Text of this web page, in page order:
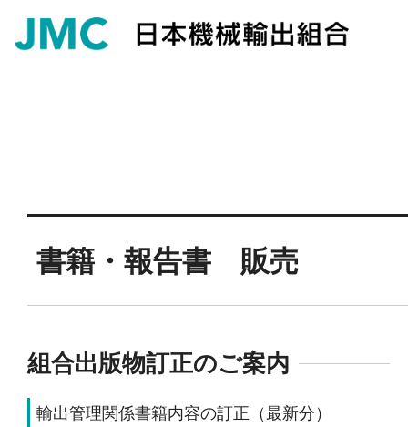
書籍・報告書 販売
組合出版物訂正のご案内
輸出管理関係書籍内容の訂正（最新分）